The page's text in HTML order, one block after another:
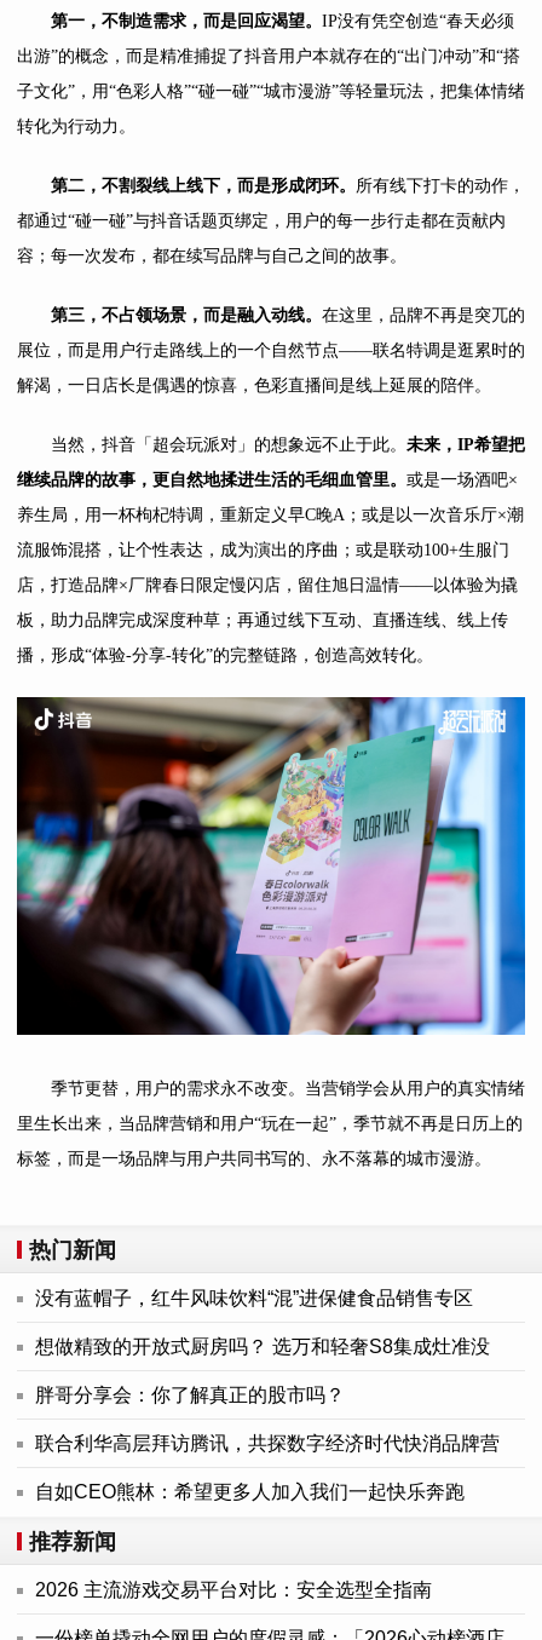
第一，不制造需求，而是回应渴望。 IP没有凭空创造“春天必须
出游”的概念，而是精准捕捉了抖音用户本就存在的“出门冲动”和“搭
子文化”，用“色彩人格”“碰一碰”“城市漫游”等轻量玩法，把集体情绪
转化为行动力。
第二，不割裂线上线下，而是形成闭环。 所有线下打卡的动作，
都通过“碰一碰”与抖音话题页绑定，用户的每一步行走都在贡献内
容；每一次发布，都在续写品牌与自己之间的故事。
第三，不占领场景，而是融入动线。 在这里，品牌不再是突兀的
展位，而是用户行走路线上的一个自然节点——联名特调是逛累时的
解渴，一日店长是偶遇的惊喜，色彩直播间是线上延展的陪伴。
当然，抖音「超会玩派对」的想象远不止于此。 未来， IP希望把
继续品牌的故事，更自然地揉进生活的毛细血管里。 或是一场酒吧×
养生局，用一杯枸杞特调，重新定义早C晚A；或是以一次音乐厅×潮
流服饰混搭，让个性表达，成为演出的序曲；或是联动100+生服门
店，打造品牌×厂牌春日限定慢闪店，留住旭日温情——以体验为撬
板，助力品牌完成深度种草；再通过线下互动、直播连线、线上传
播，形成“体验-分享-转化”的完整链路，创造高效转化。
季节更替，用户的需求永不改变。当营销学会从用户的真实情绪
里生长出来，当品牌营销和用户“玩在一起”，季节就不再是日历上的
标签，而是一场品牌与用户共同书写的、永不落幕的城市漫游。
热门新闻
没有蓝帽子，红牛风味饮料“混”进保健食品销售专区
想做精致的开放式厨房吗？ 选万和轻奢S8集成灶准没
胖哥分享会：你了解真正的股市吗？
联合利华高层拜访腾讯，共探数字经济时代快消品牌营
自如CEO熊林：希望更多人加入我们一起快乐奔跑
推荐新闻
2026 主流游戏交易平台对比：安全选型全指南